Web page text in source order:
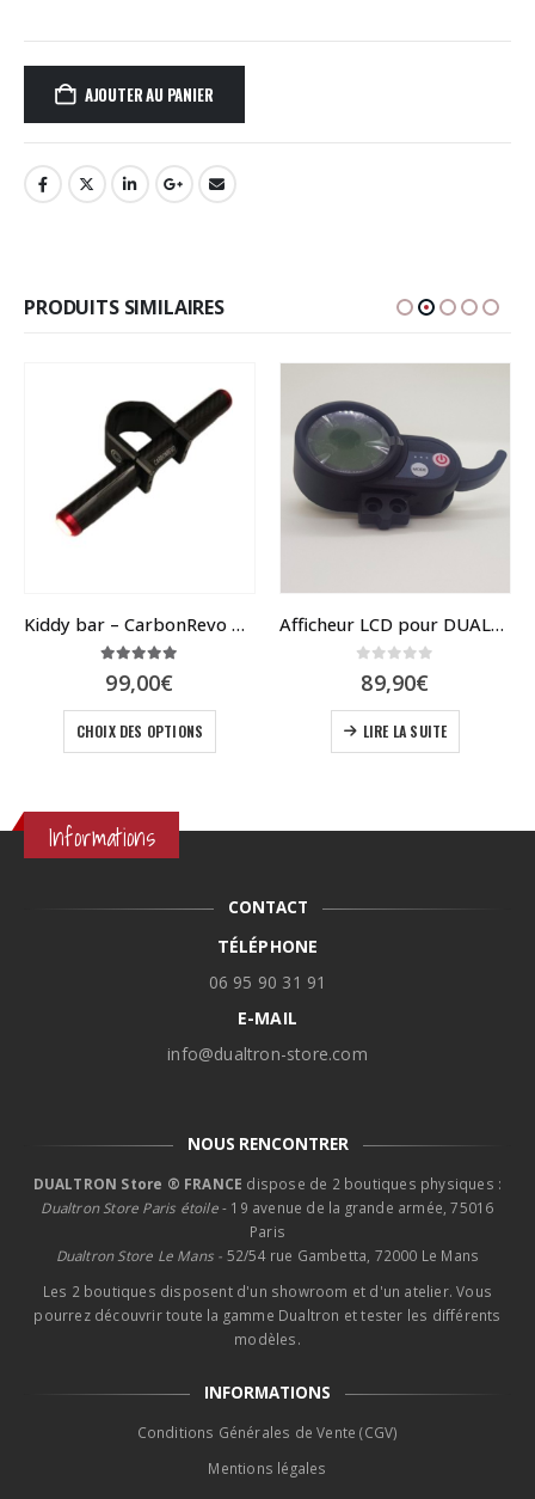
AJOUTER AU PANIER
PRODUITS SIMILAIRES
Kiddy bar – CarbonRevo pour toutes dualtron
99,00€
CHOIX DES OPTIONS
Ce produit a plusieurs variations. Les options peuvent être choisies sur la page du produit
Afficheur LCD pour DUALTRON 2 et mini 4 pro
89,90€
LIRE LA SUITE
Informations
CONTACT
TÉLÉPHONE
06 95 90 31 91
E-MAIL
info@dualtron-store.com
NOUS RENCONTRER
DUALTRON Store ® FRANCE dispose de 2 boutiques physiques :
Dualtron Store Paris étoile- 19 avenue de la grande armée, 75016
Paris
Dualtron Store Le Mans - 52/54 rue Gambetta, 72000 Le Mans
Les 2 boutiques disposent d'un showroom et d'un atelier. Vous
pourrez découvrir toute la gamme Dualtron et tester les différents
modèles.
INFORMATIONS
Conditions Générales de Vente (CGV)
Mentions légales